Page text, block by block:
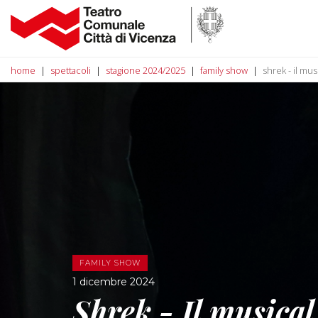
home spettacoli stagione 2024/2025 family show shrek - il
FAMILY SHOW
1 dicembre 2024